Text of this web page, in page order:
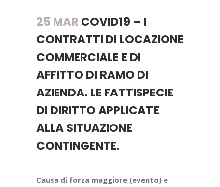
25 MAR COVID19 – I
CONTRATTI DI LOCAZIONE
COMMERCIALE E DI
AFFITTO DI RAMO DI
AZIENDA. LE FATTISPECIE
DI DIRITTO APPLICATE
ALLA SITUAZIONE
CONTINGENTE.
Causa di forza maggiore (evento) e